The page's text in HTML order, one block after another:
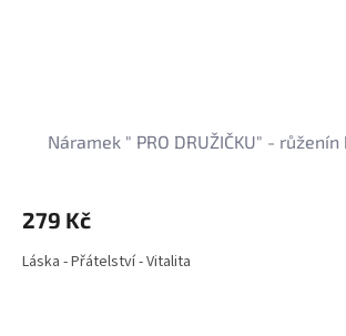
Náramek " PRO DRUŽIČKU" -
279 Kč
Láska - Přátelství - Vitalita